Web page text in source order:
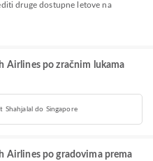
druge dostupne letove na
Airlines po zračnim lukama
Shahjalal do Singapore
Airlines po gradovima prema